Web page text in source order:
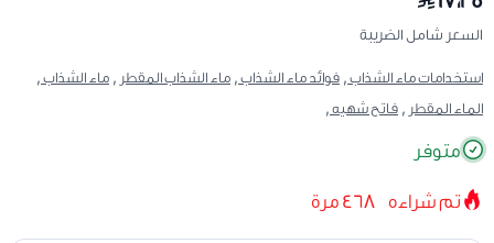
السعر شامل الضريبة
استخدامات ماء الشذاب , فوائد ماء الشذاب , ماء الشذاب المقطر , ماء الشذاب ,
الماء المقطر , فاتح شهيه ,
متوفر
تم شراءه 468 مرة